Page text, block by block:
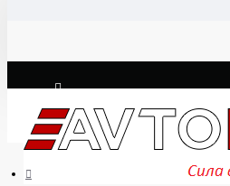
Логин
Регистрация